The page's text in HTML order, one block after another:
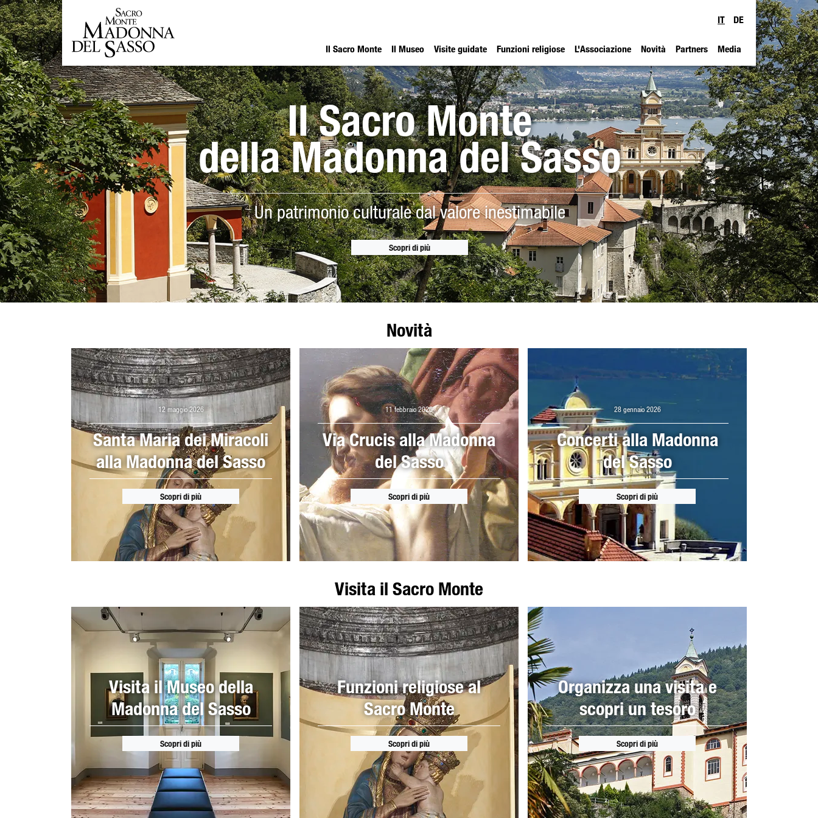
IT DE
Il Sacro Monte Il Museo Visite guidate Funzioni religiose L'Associazione Novità Partners Media
Il Sacro Monte
della Madonna del Sasso
Un patrimonio culturale dal valore inestimabile
Scopri di più
Novità
12 maggio 2026
Santa Maria dei Miracoli
alla Madonna del Sasso
Scopri di più
11 febbraio 2026
Via Crucis alla Madonna
del Sasso
Scopri di più
28 gennaio 2026
Concerti alla Madonna
del Sasso
Scopri di più
Visita il Sacro Monte
Visita il Museo della
Madonna del Sasso
Scopri di più
Funzioni religiose al
Sacro Monte
Scopri di più
Organizza una visita e
scopri un tesoro
Scopri di più